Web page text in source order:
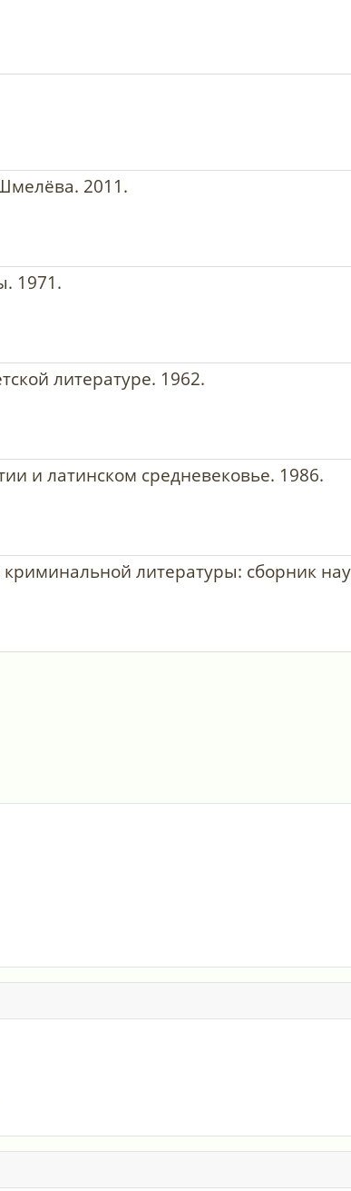
2011.
1971.
литературе. 1962.
и латинском средневековье. 1986.
литературы: сборник